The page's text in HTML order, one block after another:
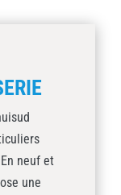
neuf et
une